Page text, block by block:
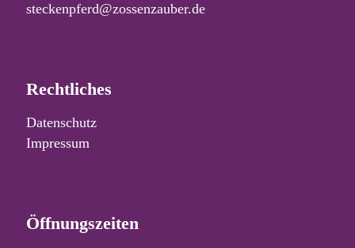
steckenpferd@zossenzauber.de
Rechtliches
Datenschutz
Impressum
Öffnungszeiten